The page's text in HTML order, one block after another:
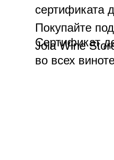
сертификата
Покупайте
Joia Wine
Сертификат
во всех